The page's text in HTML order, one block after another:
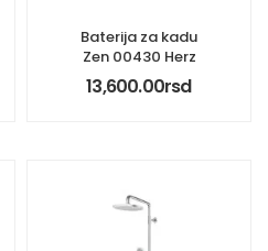
Baterija za kadu
Zen 00430 Herz
13,600.00rsd